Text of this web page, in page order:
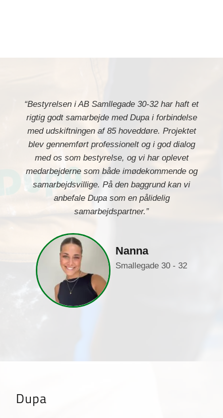
“Bestyrelsen i AB Samllegade 30-32 har haft et
rigtig godt samarbejde med Dupa i forbindelse
med udskiftningen af 85 hoveddøre. Projektet
blev gennemført professionelt og i god dialog
med os som bestyrelse, og vi har oplevet
medarbejderne som både imødekommende og
samarbejdsvillige. På den baggrund kan vi
anbefale Dupa som en pålidelig
samarbejdspartner.”
Nanna
Smallegade 30 - 32
Dupa